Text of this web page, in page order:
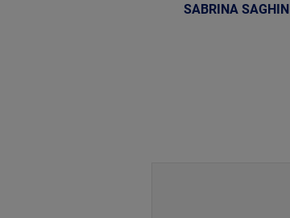
SABRINA SAGHIN